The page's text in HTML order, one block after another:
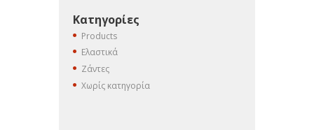
Κατηγορίες
Products
Ελαστικά
Ζάντες
Χωρίς κατηγορία